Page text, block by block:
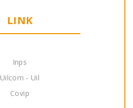
LINK
Inps
Uilcom - Uil
Covip